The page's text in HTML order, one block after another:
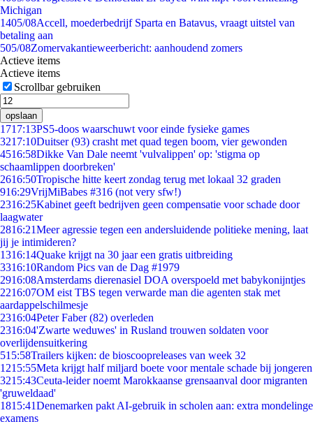
Michigan
1405/08Accell, moederbedrijf Sparta en Batavus, vraagt uitstel van
betaling aan
505/08Zomervakantieweerbericht: aanhoudend zomers
Actieve items
Actieve items
Scrollbar gebruiken
opslaan
1717:13PS5-doos waarschuwt voor einde fysieke games
3217:10Duitser (93) crasht met quad tegen boom, vier gewonden
4516:58Dikke Van Dale neemt 'vulvalippen' op: 'stigma op
schaamlippen doorbreken'
2616:50Tropische hitte keert zondag terug met lokaal 32 graden
916:29VrijMiBabes #316 (not very sfw!)
2316:25Kabinet geeft bedrijven geen compensatie voor schade door
laagwater
2816:21Meer agressie tegen een andersluidende politieke mening, laat
jij je intimideren?
1316:14Quake krijgt na 30 jaar een gratis uitbreiding
3316:10Random Pics van de Dag #1979
2916:08Amsterdams dierenasiel DOA overspoeld met babykonijntjes
2216:07OM eist TBS tegen verwarde man die agenten stak met
aardappelschilmesje
2316:04Peter Faber (82) overleden
2316:04'Zwarte weduwes' in Rusland trouwen soldaten voor
overlijdensuitkering
515:58Trailers kijken: de bioscoopreleases van week 32
1215:55Meta krijgt half miljard boete voor mentale schade bij jongeren
3215:43Ceuta-leider noemt Marokkaanse grensaanval door migranten
'gruweldaad'
1815:41Denemarken pakt AI-gebruik in scholen aan: extra mondelinge
examens